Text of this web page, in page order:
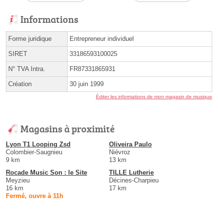
Informations
Forme juridique Entrepreneur individuel
SIRET 33186593100025
N° TVA Intra. FR87331865931
Création 30 juin 1999
Éditer les informations de mon magasin de musique
Magasins à proximité
Lyon T1 Looping Zsd
Colombier-Saugnieu
9 km
Oliveira Paulo
Niévroz
13 km
Rocade Music Son : le Site
Meyzieu
16 km
Fermé, ouvre à 11h
TILLE Lutherie
Décines-Charpieu
17 km